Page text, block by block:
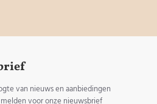
van nieuws en aanbiedingen
voor onze nieuwsbrief